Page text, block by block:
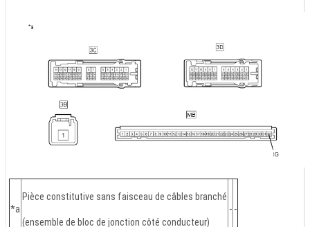
*a
Pièce constitutive sans faisceau de câbles branché
(ensemble de bloc de jonction côté conducteur)
- -